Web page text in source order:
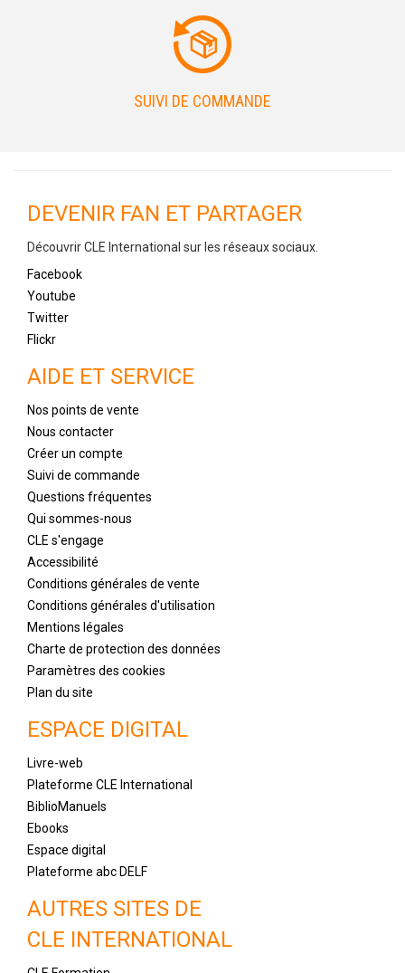
SUIVI DE COMMANDE
DEVENIR FAN ET PARTAGER
Découvrir CLE International sur les réseaux sociaux.
Facebook
Youtube
Twitter
Flickr
AIDE ET SERVICE
Nos points de vente
Nous contacter
Créer un compte
Suivi de commande
Questions fréquentes
Qui sommes-nous
CLE s'engage
Accessibilité
Conditions générales de vente
Conditions générales d'utilisation
Mentions légales
Charte de protection des données
Paramètres des cookies
Plan du site
ESPACE DIGITAL
Livre-web
Plateforme CLE International
BiblioManuels
Ebooks
Espace digital
Plateforme abc DELF
AUTRES SITES DE
CLE INTERNATIONAL